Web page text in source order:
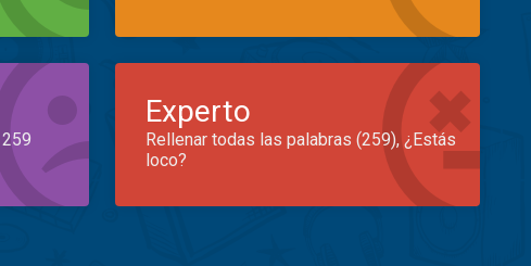
Experto
Rellenar todas las palabras (259), ¿Estás
loco?